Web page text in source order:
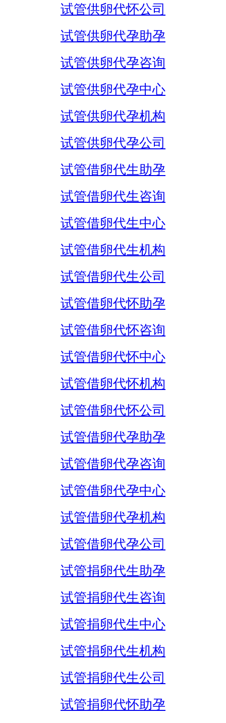
试管供卵代怀公司
试管供卵代孕助孕
试管供卵代孕咨询
试管供卵代孕中心
试管供卵代孕机构
试管供卵代孕公司
试管借卵代生助孕
试管借卵代生咨询
试管借卵代生中心
试管借卵代生机构
试管借卵代生公司
试管借卵代怀助孕
试管借卵代怀咨询
试管借卵代怀中心
试管借卵代怀机构
试管借卵代怀公司
试管借卵代孕助孕
试管借卵代孕咨询
试管借卵代孕中心
试管借卵代孕机构
试管借卵代孕公司
试管捐卵代生助孕
试管捐卵代生咨询
试管捐卵代生中心
试管捐卵代生机构
试管捐卵代生公司
试管捐卵代怀助孕